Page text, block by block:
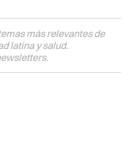
más relevantes de
latina y salud.